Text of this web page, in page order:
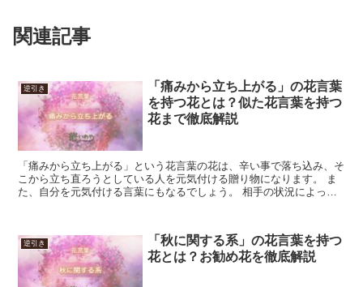
関連記事
逆引き
「痛みから立ち上がる」の花言葉
を持つ花とは？似た花言葉を持つ
花まで徹底解説
「痛みから立ち上がる」という花言葉の花は、辛い事で落ち込み、そ
こから立ち直ろうとしている人を元気付ける贈り物になります。 ま
た、自分を元気付ける言葉にもなるでしょう。 相手の状況によって
逆引き
「秋に関する系」の花言葉を持つ
花とは？お勧め花を徹底解説